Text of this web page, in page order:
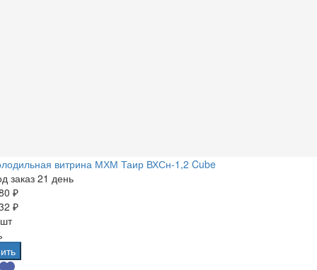
витрина МХМ Таир ВХСн-1,2 Cube
заказ 21 день
₽
₽